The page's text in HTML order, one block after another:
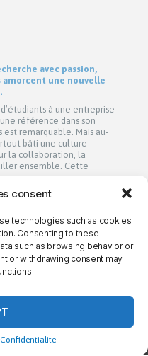
consent
technologies such as cookies
Consenting to these
such as browsing behavior or
or withdrawing consent may
Confidentialite
avec passion,
amorcent une nouvelle
à une entreprise
référence dans son
remarquable. Mais au-
bâti une culture
la collaboration, la
ensemble. Cette
→ PRIVACY